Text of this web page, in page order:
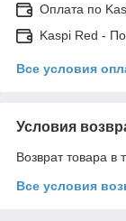
Оплата по
Kaspi Red -
Все условия
Условия
Возврат товара в
Все условия